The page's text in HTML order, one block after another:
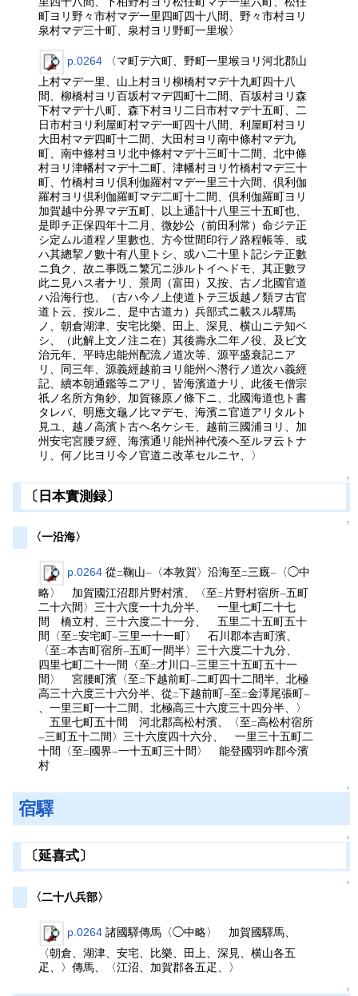
町ヨリ野々市村マデ一里四町四十八間、野々市村ヨリ
泉村マデ三十町、泉村ヨリ野町一里堠〉
p.0264 〈マ町デ六町、野町一里堠ヨリ河北郡山
上村マデ一里、山上村ヨリ柳橋村マデ十九町四十八
間、柳橋村ヨリ百坂村マデ四町十二間、百坂村ヨリ森
下村マデ十八町、森下村ヨリ二日市村マデ十五町、二
日市村ヨリ利屋町村マデ一町四十八間、利屋町村ヨリ
大田村マデ四町十二間、大田村ヨリ南中條村マデ九
町、南中條村ヨリ北中條村マデ十三町十二間、北中條
村ヨリ津幡村マデ十二町、津幡村ヨリ竹橋村マデ三十
町、竹橋村ヨリ倶利伽羅村マデ一里三十六間、倶利伽
羅村ヨリ倶利伽羅町マデ二町十二間、倶利伽羅町ヨリ
加賀越中分界マデ五町、以上通計十八里三十五町也、
是即チ正保四年十二月、微妙公（前田利常）命ジテ正
シ定ムル道程ノ里數也、方今世間印行ノ路程帳等、或
ハ其總挈ノ數十有八里トシ、或ハ二十里ト記シテ正數
ニ負ク、故ニ事既ニ繁冗ニ渉ルトイヘドモ、其正數ヲ
此ニ見ハス者ナリ、景周（富田）又按、古ノ北國官道
ハ沿海行也、（古ハ今ノ上使道トテ三坂越ノ類ヲ古官
道ト云、按ルニ、是中古道カ）兵部式ニ載スル驛馬
ノ、朝倉湖津、安宅比樂、田上、深見、横山ニテ知ベ
シ、（此解上文ノ注ニ在）其後壽永二年ノ役、及ビ文
治元年、平時忠能州配流ノ道次等、源平盛衰記ニア
リ、同三年、源義經越前ヨリ能州ヘ濳行ノ道次ハ義經
記、續本朝通鑑等ニアリ、皆海濱道ナリ、此後モ僧宗
祇ノ名所方角鈔、加賀篠原ノ條下ニ、北國海道也ト書
タレバ、明應文龜ノ比マデモ、海濱ニ官道アリタルト
見ユ、越ノ高濱ト古ヘ名ケシモ、越前三國浦ヨリ、加
州安宅宮腰ヲ經、海濱通リ能州神代湊ヘ至ルヲ云トナ
リ、何ノ比ヨリ今ノ官道ニ改革セルニヤ、〉
↑
〔日本實測録〕
↑
〈一沿海〉
p.0264 從二鞠山一 〈本敦賀〉沿海至二三廐一
〈◯中
略〉 加賀國江沼郡片野村濱、〈至二 片野村宿所一五町
二十六間〉三十六度一十九分半、 一里七町二十七
間 橋立村、三十六度二十一分、 五里二十五町五十
間〈至二安宅町一三里一十一町〉 石川郡本吉町濱、
〈至二本吉町宿所一五町一間半〉三十六度二十九分、
四里七町二十一間〈至二才川口一三里三十五町五十一
間〉 宮腰町濱〈至二下越前町一 二町四十二間半、北極
高三十六度三十六分半、從二下越前町一至二金澤尾張町一
、一里三町一十二間、北極高三十六度三十四分半、〉
五里七町五十間 河北郡高松村濱、〈至二高松村宿所
一三町五十二間〉三十六度四十六分、 一里三十五町二
十間〈至二國界一一十五町三十間〉 能登國羽咋郡今濱
村
↑
宿驛
↑
〔延喜式〕
↑
〈二十八兵部〉
p.0264 諸國驛傳馬〈◯中略〉 加賀國驛馬、
〈朝倉、湖津、安宅、比樂、田上、深見、横山各五
疋、〉傳馬、〈江沼、加賀郡各五疋、〉
↑